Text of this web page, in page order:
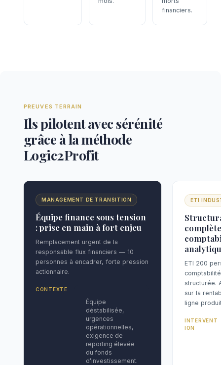
financiers.
PREUVES TERRAIN
Ils pilotent avec sérénité
grâce à la méthode
Logic2Profit
MANAGEMENT DE TRANSITION
Équipe finance sous tension
: prise en main à fort enjeu
Remplacement urgent de la
responsable flux financiers — 10
personnes à encadrer, forte pression
actionnaire.
CONTEXTE
Équipe
déstabilisée,
urgences
opérationnelles,
exigence de
reporting élevée
du fonds
d’investissement.
ETI
ETI 200
structurée.
sur la
ligne
INTERVENT
ION